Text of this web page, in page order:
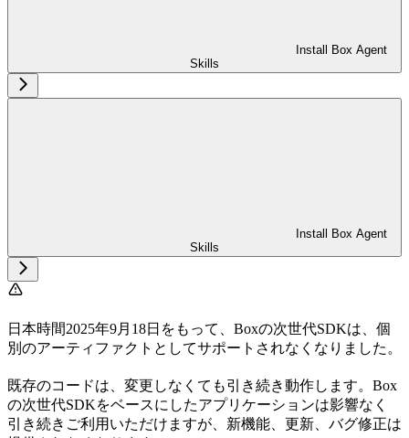
Install Box Agent
Skills
Install Box Agent
Skills
日本時間2025年9月18日をもって、Boxの次世代SDKは、個
別のアーティファクトとしてサポートされなくなりました。
既存のコードは、変更しなくても引き続き動作します。Box
の次世代SDKをベースにしたアプリケーションは影響なく
引き続きご利用いただけますが、新機能、更新、バグ修正は